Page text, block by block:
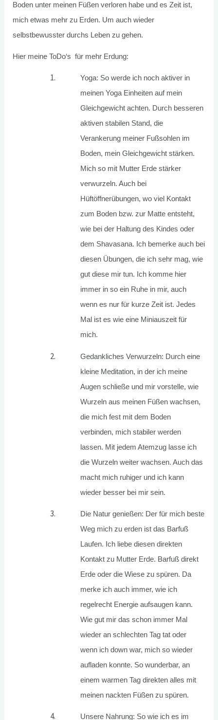
Boden unter meinen Füßen verloren habe und es Zeit ist,
mich etwas mehr zu Erden. Um auch wieder
selbstbewusster durchs Leben zu gehen.
Hier meine ToDo‘s für mehr Erdung:
Yoga: So werde ich noch aktiver in
meinen Yoga Einheiten auf mein
Gleichgewicht achten. Durch besseren
aktiven stabilen Stand, die
Verankerung meiner Fußsohlen im
Boden, mein Gleichgewicht stärken.
Mich so mit Mutter Erde stärker
verwurzeln. Auch bei
Hüftöffnerübungen, wo viel Kontakt
zum Boden bzw. zur Matte entsteht,
wie bei der Haltung des Kindes oder
dem Shavasana. Ich bemerke auch bei
diesen Übungen, die ich sehr mag, wie
gut diese mir tun. Ich komme hier
immer in so ein Ruhe in mir, auch
wenn es nur für kurze Zeit ist. Jedes
Mal ist es wie eine Miniauszeit für
mich.
Gedankliches Verwurzeln: Durch eine
kleine Meditation, in der ich meine
Augen schließe und mir vorstelle, wie
Wurzeln aus meinen Füßen wachsen,
die mich fest mit dem Boden
verbinden, mich stabiler werden
lassen. Mit jedem Atemzug lasse ich
die Wurzeln weiter wachsen. Auch das
macht mich ruhiger und ich kann
wieder besser bei mir sein.
Die Natur genießen: Der für mich beste
Weg mich zu erden ist das Barfuß
Laufen. Ich liebe diesen direkten
Kontakt zu Mutter Erde. Barfuß direkt
Erde oder die Wiese zu spüren. Da
merke ich auch immer, wie ich
regelrecht Energie aufsaugen kann.
Wie gut mir das schon immer Mal
wieder an schlechten Tag tat oder
wenn ich down war, mich so wieder
aufladen konnte. So wunderbar, an
einem warmen Tag direkten alles mit
meinen nackten Füßen zu spüren.
Unsere Nahrung: So wie ich es im